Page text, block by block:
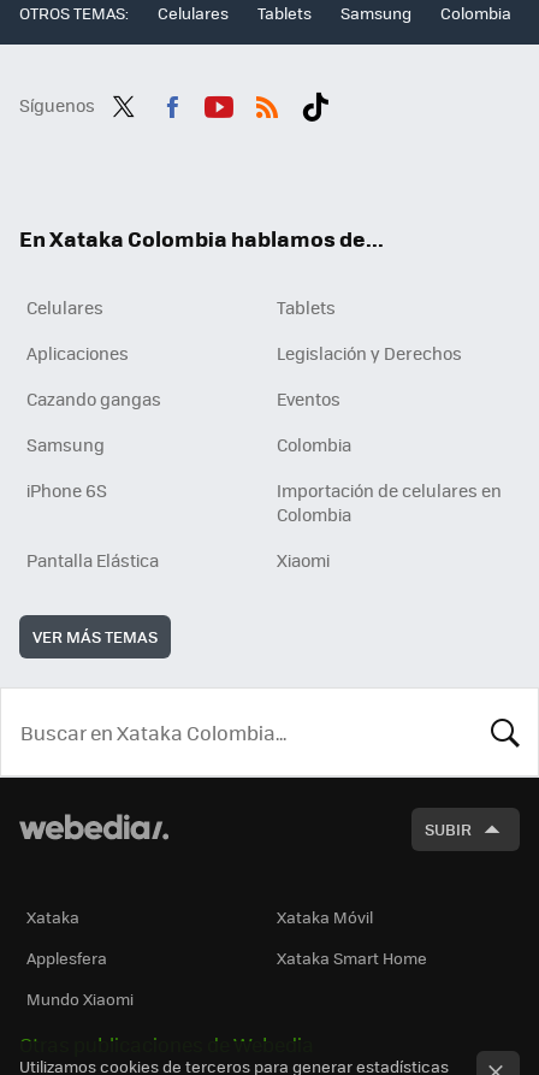
OTROS TEMAS: Celulares Tablets Samsung Colombia
Síguenos
En Xataka Colombia hablamos de...
Celulares
Tablets
Aplicaciones
Legislación y Derechos
Cazando gangas
Eventos
Samsung
Colombia
iPhone 6S
Importación de celulares en
Colombia
Pantalla Elástica
Xiaomi
VER MÁS TEMAS
SUBIR
Xataka
Xataka Móvil
Applesfera
Xataka Smart Home
Mundo Xiaomi
Otras publicaciones de Webedia
Utilizamos cookies de terceros para generar estadísticas